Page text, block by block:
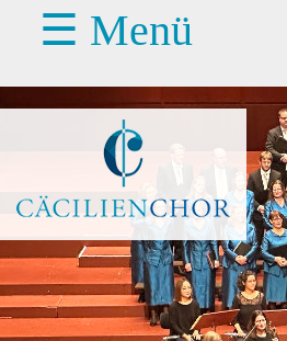
☰ Menü